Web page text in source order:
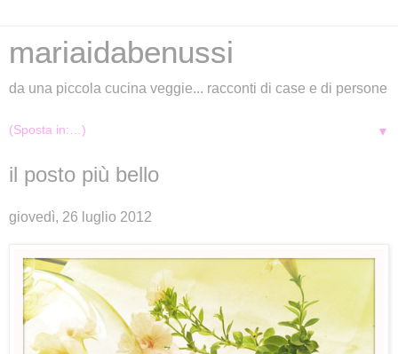
mariaidabenussi
da una piccola cucina veggie... racconti di case e di persone
▼
il posto più bello
giovedì, 26 luglio 2012